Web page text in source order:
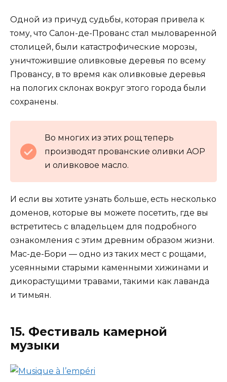
Одной из причуд судьбы, которая привела к
тому, что Салон-де-Прованс стал мыловаренной
столицей, были катастрофические морозы,
уничтожившие оливковые деревья по всему
Провансу, в то время как оливковые деревья
на пологих склонах вокруг этого города были
сохранены.
Во многих из этих рощ теперь
производят прованские оливки AOP
и оливковое масло.
И если вы хотите узнать больше, есть несколько
доменов, которые вы можете посетить, где вы
встретитесь с владельцем для подробного
ознакомления с этим древним образом жизни.
Мас-де-Бори — одно из таких мест с рощами,
усеянными старыми каменными хижинами и
дикорастущими травами, такими как лаванда
и тимьян.
15. Фестиваль камерной
музыки